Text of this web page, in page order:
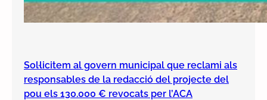
Sol·licitem al govern municipal que reclami als
responsables de la redacció del projecte del
pou els 130.000 € revocats per l’ACA